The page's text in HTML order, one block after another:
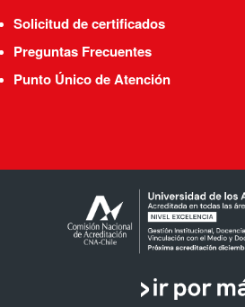
Solicitud de certificados
Preguntas Frecuentes
Punto Único de Atención